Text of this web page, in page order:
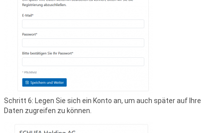
Schritt 6: Legen Sie sich ein Konto an, um auch später auf Ihre
Daten zugreifen zu können.